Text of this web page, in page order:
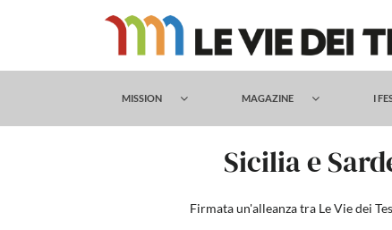
MISSION MAGAZINE I
Sicilia e
Firmata un'alleanza tra Le Vie dei